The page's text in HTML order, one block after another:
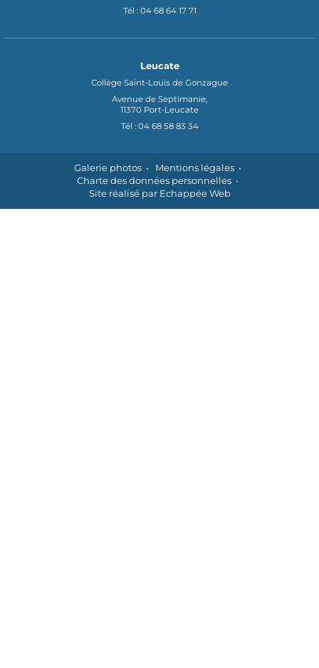
Tél : 04 68 64 17 71
Leucate
Collège Saint-Louis de Gonzague
Avenue de Septimanie,
11370 Port-Leucate
Tél : 04 68 58 83 34
Galerie photos
Mentions légales
Charte des données personnelles
Site réalisé par Echappée Web